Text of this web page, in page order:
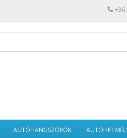
+36
AUTÓHANGSZÓRÓK AUTÓHIFI